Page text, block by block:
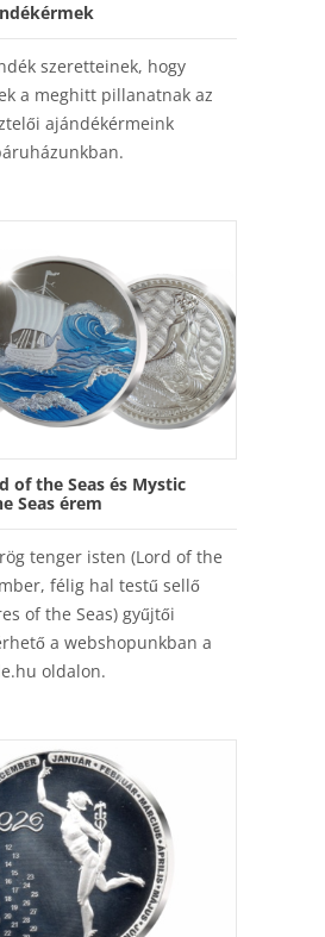
szeretteinek, hogy
a meghitt pillanatnak az
ajándékérmeink
of the Seas és Mystic
Seas érem
tenger isten (Lord of the
félig hal testű sellő
of the Seas) gyűjtői
a webshopunkban a
oldalon.